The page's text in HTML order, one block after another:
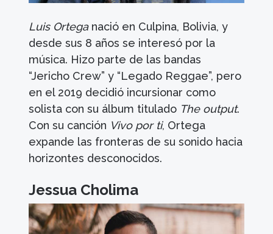
Luis Orteganació en Culpina, Bolivia, y
desde sus 8 años se interesó por la
música. Hizo parte de las bandas
“Jericho Crew” y “Legado Reggae”, pero
en el 2019 decidió incursionar como
solista con su álbum titulado The output.
Con su canción Vivo por ti, Ortega
expande las fronteras de su sonido hacia
horizontes desconocidos.
Jessua Cholima